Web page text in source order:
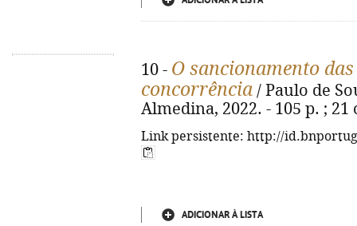
10 - O sancionamento
concorrência / Paulo de
Almedina, 2022. - 105 p. ; 21
Link persistente: http://
ADICIONAR À LISTA